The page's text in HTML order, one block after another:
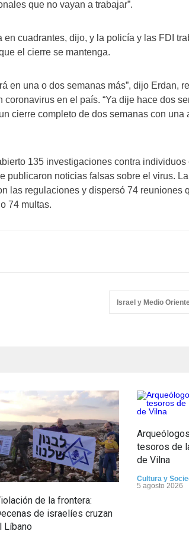
que no vayan a trabajar”.
en cuadrantes, dijo, y la policía y las FDI
el cierre se mantenga.
en una o dos semanas más”, dijo Erdan,
en el país. “Ya dije hace dos
cierre completo de dos semanas con una
135 investigaciones contra individuos
publicaron noticias falsas sobre el virus.
las regulaciones y dispersó 74 reuniones
74 multas.
Israel y Medio
de la frontera:
de israelíes cruzan
Líbano
tesoros de
de Vilna
Cultura y
5 agosto 2026